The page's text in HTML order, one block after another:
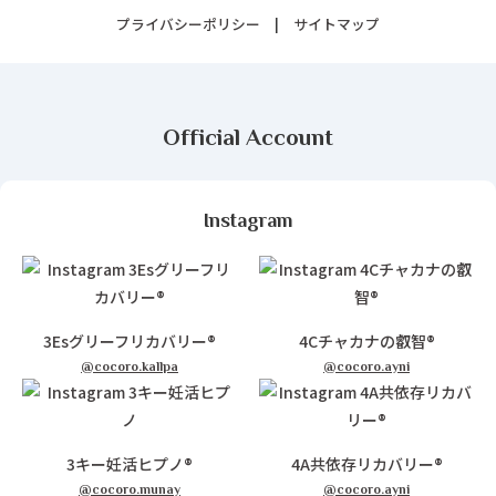
プライバシーポリシー サイトマップ
Official Account
Instagram
3Esグリーフリカバリー®
@cocoro.kallpa
4Cチャカナの叡智®
@cocoro.ayni
3キー妊活ヒプノ®
@cocoro.munay
4A共依存リカバリー®
@cocoro.ayni